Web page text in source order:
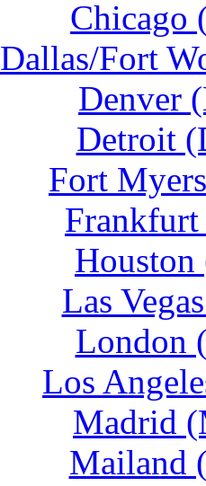
Chicago
Dallas/Fort
Denver
Detroit
Fort
Las
London
Los
Madrid
Mailand